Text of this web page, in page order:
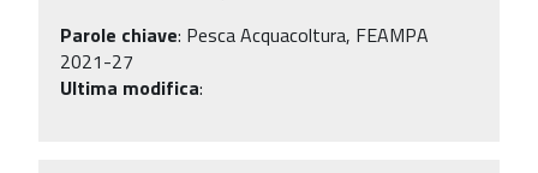
Parole chiave: Pesca Acquacoltura, FEAMPA
2021-27
Ultima modifica: